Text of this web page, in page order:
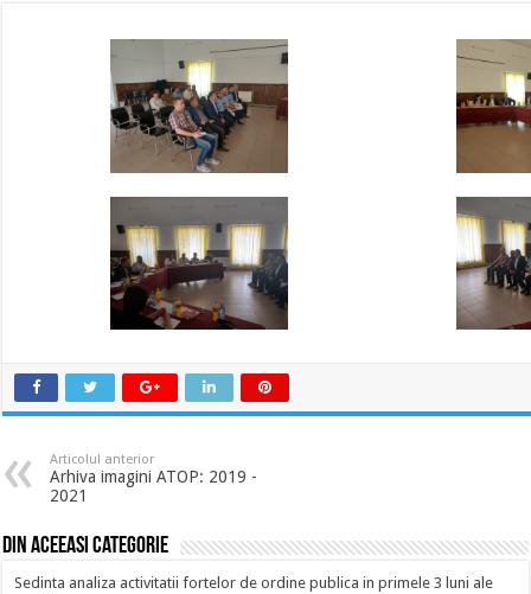
Articolul anterior
Arhiva imagini ATOP: 2019 -
2021
Din aceeasi categorie
Sedinta analiza activitatii fortelor de ordine publica in primele 3 luni ale